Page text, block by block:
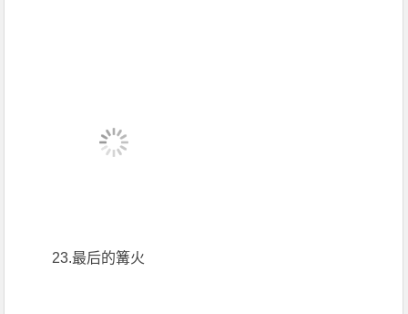
23.最后的篝火